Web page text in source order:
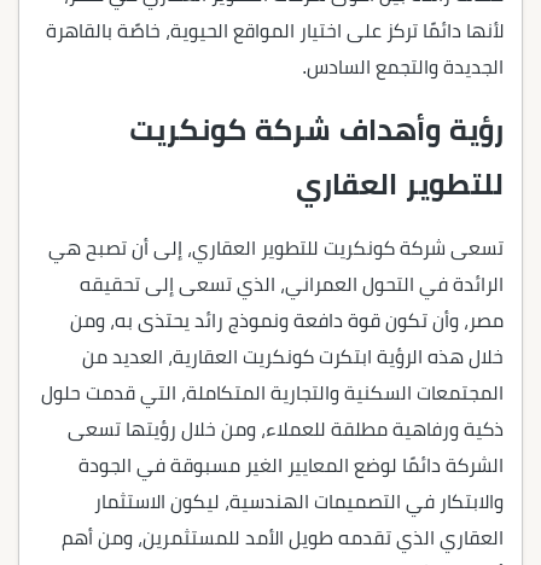
لأنها دائمًا تركز على اختيار المواقع الحيوية، خاصًة بالقاهرة
الجديدة والتجمع السادس.
رؤية وأهداف شركة كونكريت
للتطوير العقاري
تسعى شركة كونكريت للتطوير العقاري، إلى أن تصبح هي
الرائدة في التحول العمراني، الذي تسعى إلى تحقيقه
مصر، وأن تكون قوة دافعة ونموذج رائد يحتذى به، ومن
خلال هذه الرؤية ابتكرت كونكريت العقارية، العديد من
المجتمعات السكنية والتجارية المتكاملة، التي قدمت حلول
ذكية ورفاهية مطلقة للعملاء، ومن خلال رؤيتها تسعى
الشركة دائمًا لوضع المعايير الغير مسبوقة في الجودة
والابتكار في التصميمات الهندسية، ليكون الاستثمار
العقاري الذي تقدمه طويل الأمد للمستثمرين، ومن أهم